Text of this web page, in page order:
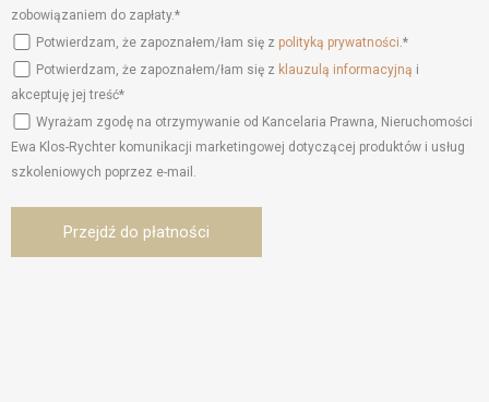
zobowiązaniem do zapłaty.*
Potwierdzam, że zapoznałem/łam się z polityką prywatności.*
Potwierdzam, że zapoznałem/łam się z klauzulą informacyjną i
akceptuję jej treść*
Wyrażam zgodę na otrzymywanie od Kancelaria Prawna, Nieruchomości
Ewa Klos-Rychter komunikacji marketingowej dotyczącej produktów i usług
szkoleniowych poprzez e-mail.
Przejdź do płatności